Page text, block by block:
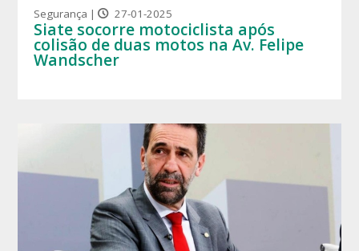
Segurança | 27-01-2025
Siate socorre motociclista após
colisão de duas motos na Av. Felipe
Wandscher